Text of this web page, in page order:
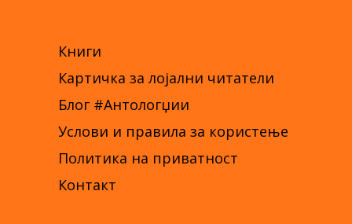
Книги
Картичка за лојални читатели
Блог #Антологџии
Услови и правила за користење
Политика на приватност
Контакт